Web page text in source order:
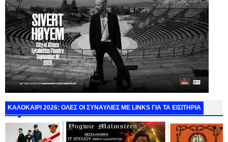
ΚΑΛΟΚΑΙΡΙ 2026: ΟΛΕΣ ΟΙ ΣΥΝΑΥΛΙΕΣ ΜΕ LINKS ΓΙΑ ΤΑ ΕΙΣΙΤΗΡΙΑ